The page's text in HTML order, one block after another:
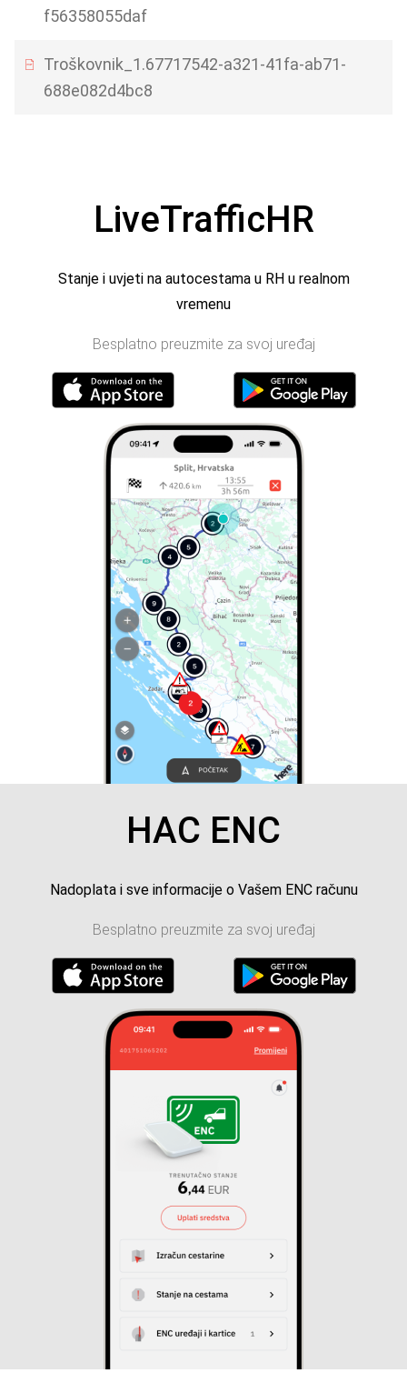
f56358055daf
Troškovnik_1.67717542-a321-41fa-ab71-
688e082d4bc8
LiveTrafficHR
Stanje i uvjeti na autocestama u RH u realnom
vremenu
Besplatno preuzmite za svoj uređaj
HAC ENC
Nadoplata i sve informacije o Vašem ENC računu
Besplatno preuzmite za svoj uređaj